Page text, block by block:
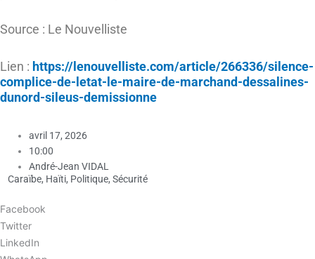
Source : Le Nouvelliste
Lien : https://lenouvelliste.com/article/266336/silence-
complice-de-letat-le-maire-de-marchand-dessalines-
dunord-sileus-demissionne
avril 17, 2026
10:00
André-Jean VIDAL
Caraïbe, Haïti, Politique, Sécurité
Facebook
Twitter
LinkedIn